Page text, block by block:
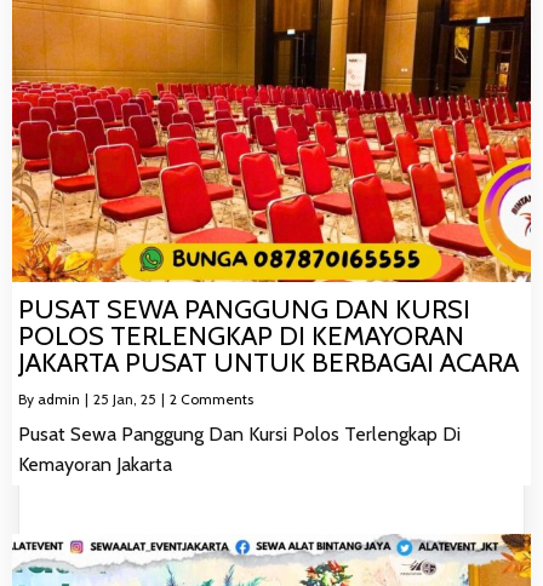
PUSAT SEWA PANGGUNG DAN KURSI
POLOS TERLENGKAP DI KEMAYORAN
JAKARTA PUSAT UNTUK BERBAGAI ACARA
By admin | 25 Jan, 25 | 2 Comments
Pusat Sewa Panggung Dan Kursi Polos Terlengkap Di
Kemayoran Jakarta